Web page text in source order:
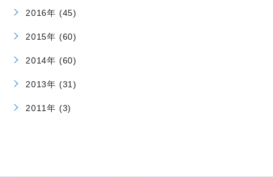
2016年 (45)
2015年 (60)
2014年 (60)
2013年 (31)
2011年 (3)